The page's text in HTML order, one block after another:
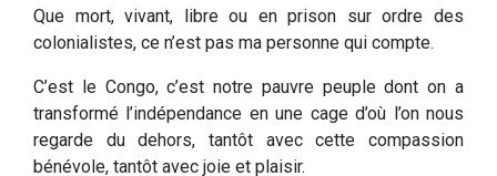
Que mort, vivant, libre ou en prison sur ordre des
colonialistes, ce n’est pas ma personne qui compte.
C’est le Congo, c’est notre pauvre peuple dont on a
transformé l’indépendance en une cage d’où l’on nous
regarde du dehors, tantôt avec cette compassion
bénévole, tantôt avec joie et plaisir.